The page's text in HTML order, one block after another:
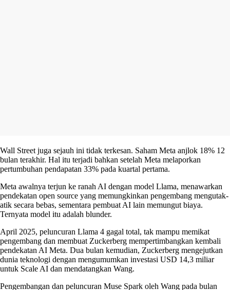
Wall Street juga sejauh ini tidak terkesan. Saham Meta anjlok 18% 12
bulan terakhir. Hal itu terjadi bahkan setelah Meta melaporkan
pertumbuhan pendapatan 33% pada kuartal pertama.
Meta awalnya terjun ke ranah AI dengan model Llama, menawarkan
pendekatan open source yang memungkinkan pengembang mengutak-
atik secara bebas, sementara pembuat AI lain memungut biaya.
Ternyata model itu adalah blunder.
April 2025, peluncuran Llama 4 gagal total, tak mampu memikat
pengembang dan membuat Zuckerberg mempertimbangkan kembali
pendekatan AI Meta. Dua bulan kemudian, Zuckerberg mengejutkan
dunia teknologi dengan mengumumkan investasi USD 14,3 miliar
untuk Scale AI dan mendatangkan Wang.
Pengembangan dan peluncuran Muse Spark oleh Wang pada bulan